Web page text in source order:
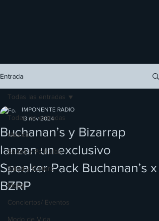
Entrada
Todas las entradas
Música
Series y Películas
Salud y Cultura
Moda
Conciertos/ Eventos
Modo de Vida
Todas las entradas
Buchanan’s y Bizarrap
lanzan un exclusivo
Speaker Pack Buchanan’s x
BZRP
IMPONENTE RADIO
13 nov 2024